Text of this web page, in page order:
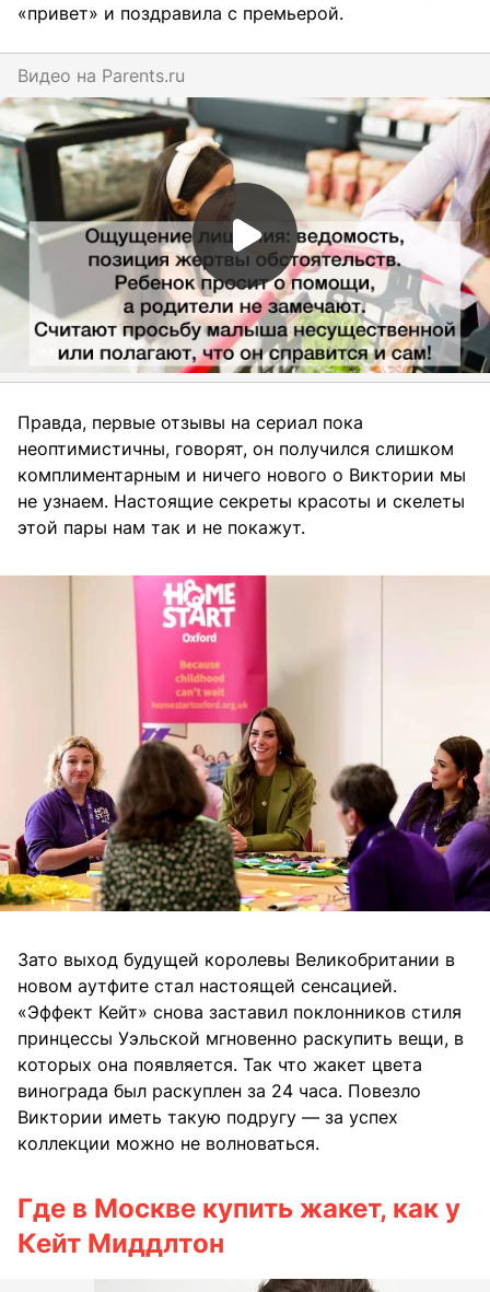
«привет» и поздравила с премьерой.
Видео на parents.ru
Правда, первые отзывы на сериал пока
неоптимистичны, говорят, он получился слишком
комплиментарным и ничего нового о Виктории мы
не узнаем. Настоящие секреты красоты и скелеты
этой пары нам так и не покажут.
Зато выход будущей королевы Великобритании в
новом аутфите стал настоящей сенсацией.
«Эффект Кейт» снова заставил поклонников стиля
принцессы Уэльской мгновенно раскупить вещи, в
которых она появляется. Так что жакет цвета
винограда был раскуплен за 24 часа. Повезло
Виктории иметь такую подругу — за успех
коллекции можно не волноваться.
Где в Москве купить жакет, как у
Кейт Миддлтон